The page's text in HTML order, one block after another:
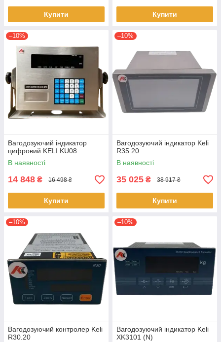
Купити Купити
–10%
Вагодозуючий індикатор
цифровий KELI KU08
В наявності
14 848 ₴ 16 498 ₴
Купити
–10%
Вагодозуючий індикатор Keli
R35.20
В наявності
35 025 ₴ 38 917 ₴
Купити
–10%
Вагодозуючий контролер Keli
R30.20
–10%
Вагодозуючий індикатор Keli
XK3101 (N)